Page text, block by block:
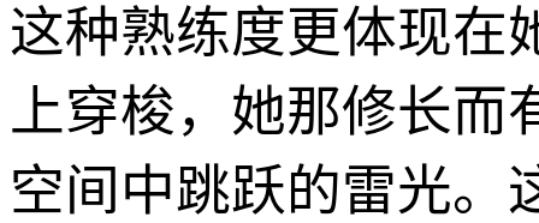
这种熟练度更体现在
上穿梭，她那修长而
空间中跳跃的雷光。